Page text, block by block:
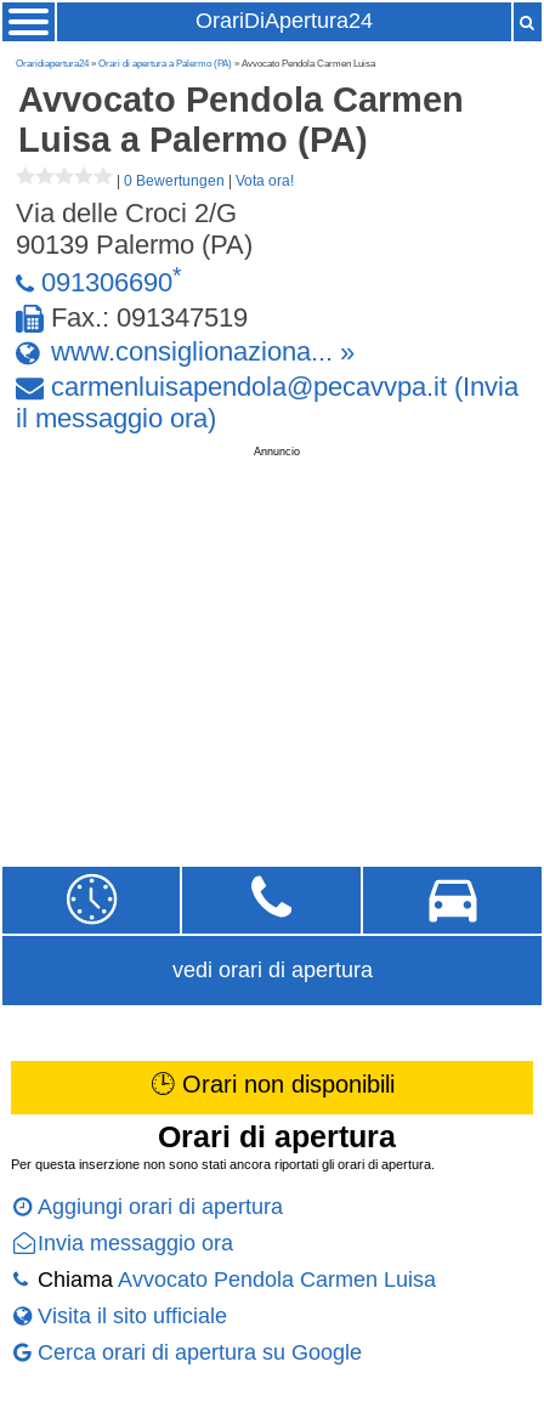
OrariDiApertura24
Oraridiapertura24»Orari di apertura a Palermo (PA) » Avvocato Pendola Carmen Luisa
Avvocato Pendola Carmen
Luisaa Palermo (PA)
|0 Bewertungen |Vota ora!
Via delle Croci 2/G
90139 Palermo (PA)
091306690*
Fax.: 091347519
www.consiglionaziona... »
carmenluisapendola@pecavvpa.it (Invia
il messaggio ora)
Annuncio
vedi orari di apertura
🕒 Orari non disponibili
Orari di apertura
Per questa inserzione non sono stati ancora riportati gli orari di apertura.
Aggiungi orari di apertura
Invia messaggio ora
Chiama Avvocato Pendola Carmen Luisa
Visita il sito ufficiale
Cerca orari di apertura su Google